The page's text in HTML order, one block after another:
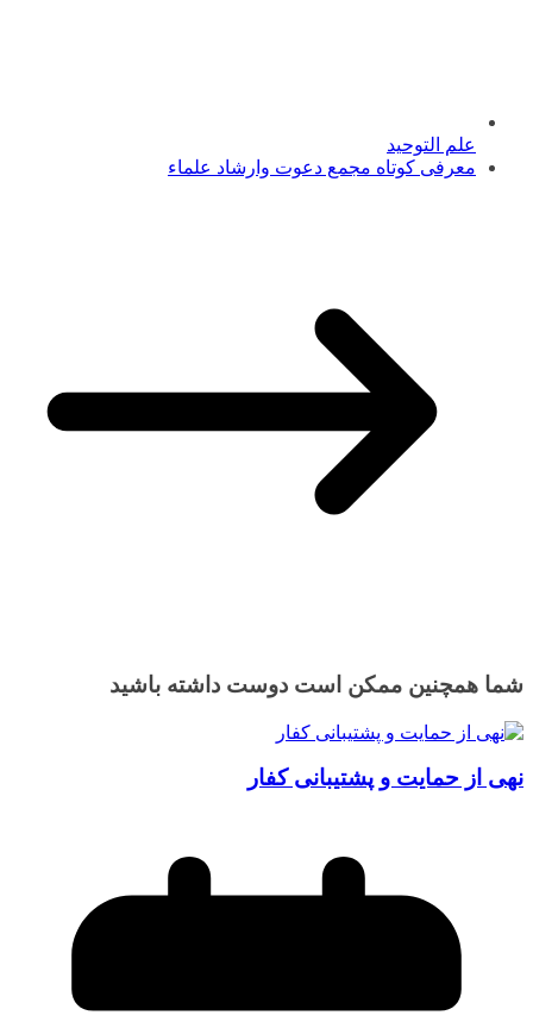
علم التوحید
معرفی کوتاه مجمع دعوت وارشاد علماء
شما همچنین ممکن است دوست داشته باشید
نهی از حمایت و پشتیبانی کفار